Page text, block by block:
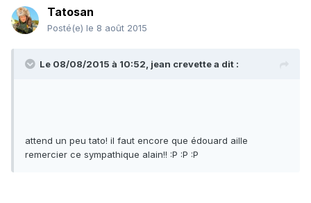
Tatosan
Posté(e) le 8 août 2015
Le 08/08/2015 à 10:52, jean crevette a dit :
attend un peu tato! il faut encore que édouard aille
remercier ce sympathique alain!! :P :P :P